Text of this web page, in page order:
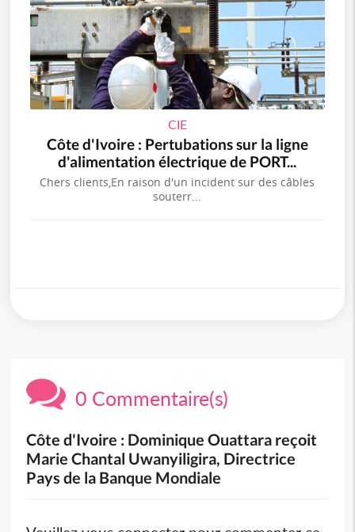
CIE
Côte d'Ivoire : Pertubations sur la ligne
d'alimentation électrique de PORT...
Chers clients,En raison d'un incident sur des câbles
souterr...
0 Commentaire(s)
Côte d'Ivoire : Dominique Ouattara reçoit
Marie Chantal Uwanyiligira, Directrice
Pays de la Banque Mondiale